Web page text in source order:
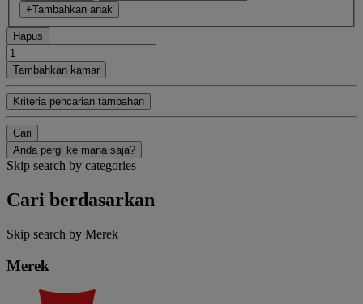
+Tambahkan anak
Hapus
Tambahkan kamar
Kriteria pencarian tambahan
Cari
Anda pergi ke mana saja?
Skip search by categories
Cari berdasarkan
Skip search by Merek
Merek